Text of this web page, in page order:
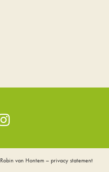
Robin van Hontem–privacy statement